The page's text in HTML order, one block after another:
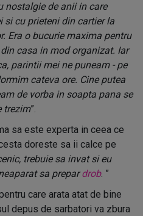
nostalgie de anii in care
si cu prieteni din cartier la
Era o bucurie maxima pentru
casa in mod organizat. Iar
parintii mei ne puneam - pe
cateva ore. Cine putea
de vorba in soapta pana se
trezim”.
sa este experta in ceea ce
doreste sa ii calce pe
trebuie sa invat si eu
sa prepardrob. ”
care arata atat de bine
depus de sarbatori va zbura